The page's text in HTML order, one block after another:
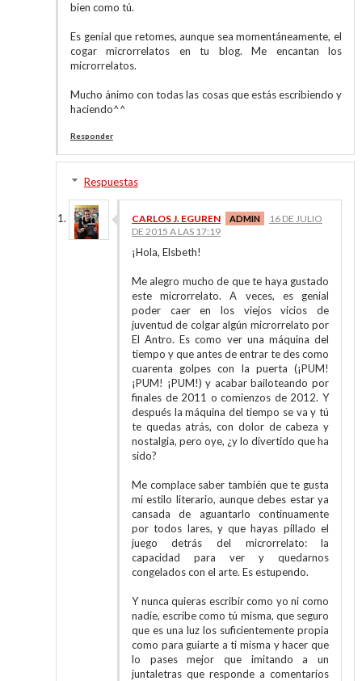
bien como tú.
Es genial que retomes, aunque sea momentáneamente, el
cogar microrrelatos en tu blog. Me encantan los
microrrelatos.
Mucho ánimo con todas las cosas que estás escribiendo y
haciendo^^
Responder
Respuestas
CARLOS J. EGUREN
16 DE JULIO
DE 2015 A LAS 17:19
¡Hola, Elsbeth!
Me alegro mucho de que te haya gustado
este microrrelato. A veces, es genial
poder caer en los viejos vicios de
juventud de colgar algún microrrelato por
El Antro. Es como ver una máquina del
tiempo y que antes de entrar te des como
cuarenta golpes con la puerta (¡PUM!
¡PUM! ¡PUM!) y acabar bailoteando por
finales de 2011 o comienzos de 2012. Y
después la máquina del tiempo se va y tú
te quedas atrás, con dolor de cabeza y
nostalgia, pero oye, ¿y lo divertido que ha
sido?
Me complace saber también que te gusta
mi estilo literario, aunque debes estar ya
cansada de aguantarlo continuamente
por todos lares, y que hayas pillado el
juego detrás del microrrelato: la
capacidad para ver y quedarnos
congelados con el arte. Es estupendo.
Y nunca quieras escribir como yo ni como
nadie, escribe como tú misma, que seguro
que es una luz los suficientemente propia
como para guiarte a ti misma y hacer que
lo pases mejor que imitando a un
juntaletras que responde a comentarios